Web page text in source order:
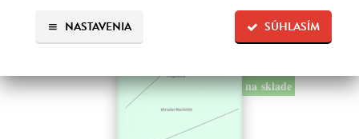
SÚHLASÍM
NASTAVENIA
na sklade